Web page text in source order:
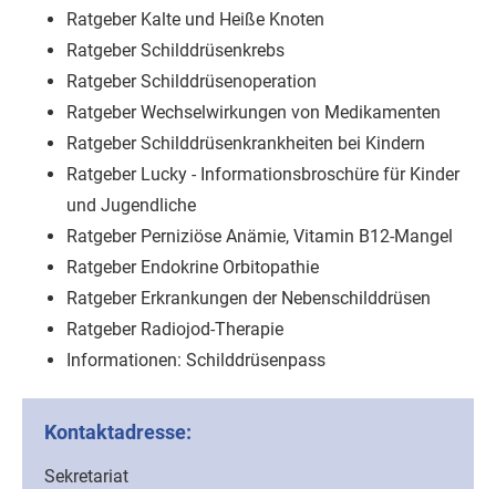
Ratgeber Kalte und Heiße Knoten
Ratgeber Schilddrüsenkrebs
Ratgeber Schilddrüsenoperation
Ratgeber Wechselwirkungen von Medikamenten
Ratgeber Schilddrüsenkrankheiten bei Kindern
Ratgeber Lucky - Informationsbroschüre für Kinder
und Jugendliche
Ratgeber Perniziöse Anämie, Vitamin B12-Mangel
Ratgeber Endokrine Orbitopathie
Ratgeber Erkrankungen der Nebenschilddrüsen
Ratgeber Radiojod-Therapie
Informationen: Schilddrüsenpass
Kontaktadresse:
Sekretariat